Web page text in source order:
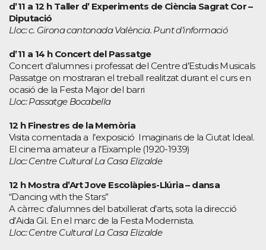
d’11 a 12 h Taller d’ Experiments de Ciència Sagrat Cor –
Diputació
Lloc: c. Girona cantonada València. Punt d’informació
d’11 a 14 h Concert del Passatge
Concert d’alumnes i professat del Centre d’Estudis Musicals
Passatge on mostraran el treball realitzat durant el curs en
ocasió de la Festa Major del barri
Lloc: Passatge Bocabella
12 h Finestres de la Memòria
Visita comentada a l’exposició Imaginaris de la Ciutat Ideal.
El cinema amateur a l’Eixample (1920-1939)
Lloc: Centre Cultural La Casa Elizalde
12 h Mostra d’Art Jove Escolàpies-Llúria – dansa
“Dancing with the Stars”
A càrrec d’alumnes del batxillerat d’arts, sota la direcció
d’Aida Gil.. En el marc de la Festa Modernista.
Lloc: Centre Cultural La Casa Elizalde